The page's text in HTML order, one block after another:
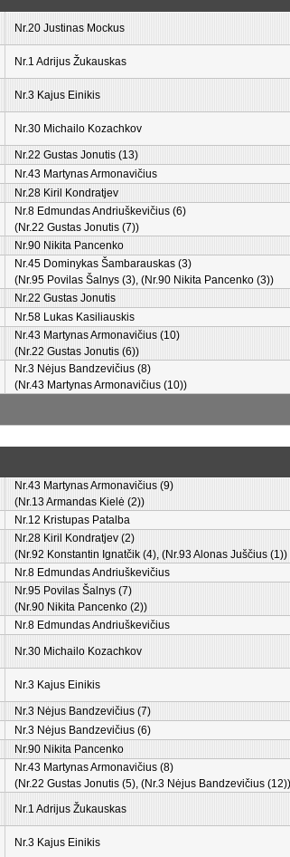
Nr.20 Justinas Mockus
Nr.1 Adrijus Žukauskas
Nr.3 Kajus Einikis
Nr.30 Michailo Kozachkov
Nr.22 Gustas Jonutis (13)
Nr.43 Martynas Armonavičius
Nr.28 Kiril Kondratjev
Nr.8 Edmundas Andriuškevičius (6)
(Nr.22 Gustas Jonutis (7))
Nr.90 Nikita Pancenko
Nr.45 Dominykas Šambarauskas (3)
(Nr.95 Povilas Šalnys (3), (Nr.90 Nikita Pancenko (3))
Nr.22 Gustas Jonutis
Nr.58 Lukas Kasiliauskis
Nr.43 Martynas Armonavičius (10)
(Nr.22 Gustas Jonutis (6))
Nr.3 Nėjus Bandzevičius (8)
(Nr.43 Martynas Armonavičius (10))
Nr.43 Martynas Armonavičius (9)
(Nr.13 Armandas Kielė (2))
Nr.12 Kristupas Patalba
Nr.28 Kiril Kondratjev (2)
(Nr.92 Konstantin Ignatčik (4), (Nr.93 Alonas Juščius (1))
Nr.8 Edmundas Andriuškevičius
Nr.95 Povilas Šalnys (7)
(Nr.90 Nikita Pancenko (2))
Nr.8 Edmundas Andriuškevičius
Nr.30 Michailo Kozachkov
Nr.3 Kajus Einikis
Nr.3 Nėjus Bandzevičius (7)
Nr.3 Nėjus Bandzevičius (6)
Nr.90 Nikita Pancenko
Nr.43 Martynas Armonavičius (8)
(Nr.22 Gustas Jonutis (5), (Nr.3 Nėjus Bandzevičius (12))
Nr.1 Adrijus Žukauskas
Nr.3 Kajus Einikis